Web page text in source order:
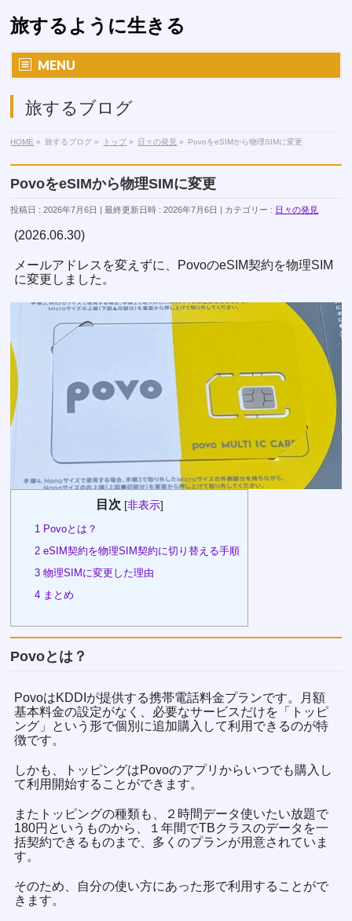
旅するように生きる
MENU
旅するブログ
HOME » 旅するブログ » トップ » 日々の発見 » PovoをeSIMから物理SIMに変更
PovoをeSIMから物理SIMに変更
投稿日 : 2026年7月6日 最終更新日時 : 2026年7月6日 カテゴリー : 日々の発見
(2026.06.30)
メールアドレスを変えずに、PovoのeSIM契約を物理SIM
に変更しました。
目次 [非表示]
1 Povoとは？
2 eSIM契約を物理SIM契約に切り替える手順
3 物理SIMに変更した理由
4 まとめ
Povoとは？
PovoはKDDIが提供する携帯電話料金プランです。月額
基本料金の設定がなく、必要なサービスだけを「トッピ
ング」という形で個別に追加購入して利用できるのが特
徴です。
しかも、トッピングはPovoのアプリからいつでも購入し
て利用開始することができます。
またトッピングの種類も、２時間データ使いたい放題で
180円というものから、１年間でTBクラスのデータを一
括契約できるものまで、多くのプランが用意されていま
す。
そのため、自分の使い方にあった形で利用することがで
きます。